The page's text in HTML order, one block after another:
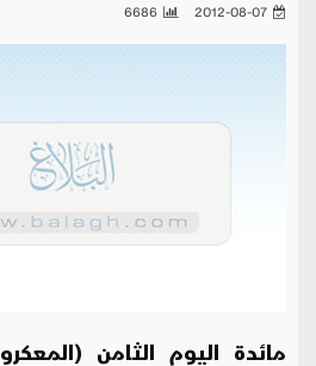
2012-08-07
6686
مائدة اليوم الثامن